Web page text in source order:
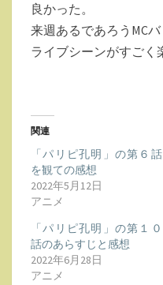
良かった。
来週あるであろうMC
ライブシーンがすごく
関連
「パリピ孔明」の第６話
を観ての感想
2022年5月12日
アニメ
「パリピ孔明」の第１０
話のあらすじと感想
2022年6月28日
アニメ